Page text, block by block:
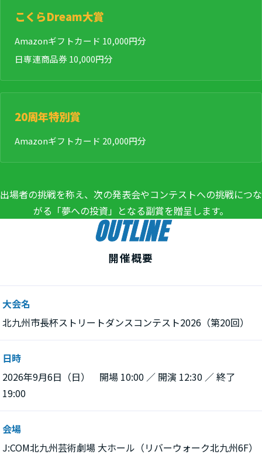
こくらDream大賞
Amazonギフトカード 10,000円分
日専連商品券 10,000円分
20周年特別賞
Amazonギフトカード 20,000円分
出場者の挑戦を称え、次の発表会やコンテストへの挑戦につな
がる「夢への投資」となる副賞を贈呈します。
OUTLINE
開催概要
大会名
北九州市長杯ストリートダンスコンテスト2026（第20回）
日時
2026年9月6日（日） 開場 10:00 ／ 開演 12:30 ／ 終了
19:00
会場
J:COM北九州芸術劇場 大ホール（リバーウォーク北九州6F）